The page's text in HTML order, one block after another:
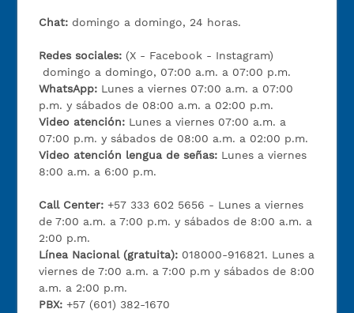
Chat: domingo a domingo, 24 horas.
Redes sociales: (X - Facebook - Instagram)
domingo a domingo, 07:00 a.m. a 07:00 p.m.
WhatsApp: Lunes a viernes 07:00 a.m. a 07:00
p.m. y sábados de 08:00 a.m. a 02:00 p.m.
Video atención: Lunes a viernes 07:00 a.m. a
07:00 p.m. y sábados de 08:00 a.m. a 02:00 p.m.
Video atención lengua de señas: Lunes a viernes
8:00 a.m. a 6:00 p.m.
Call Center:+57 333 602 5656 - Lunes a viernes
de 7:00 a.m. a 7:00 p.m. y sábados de 8:00 a.m. a
2:00 p.m.
Línea Nacional (gratuita): 018000-916821. Lunes a
viernes de 7:00 a.m. a 7:00 p.m y sábados de 8:00
a.m. a 2:00 p.m.
PBX:+57 (601) 382-1670